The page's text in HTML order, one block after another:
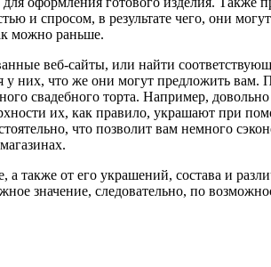
и спросом, в результате чего, они
можно раньше.
веб-сайты, или найти
них, что же они могут предложить вам.
свадебного торта. Например,
их, как правило, украшают при
что позволит вам немного
а также от его украшений, состава и
значение, следовательно, по